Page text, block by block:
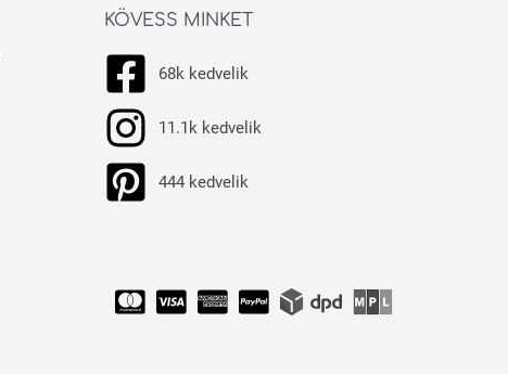
KÖVESS MINKET
68k kedvelik
11.1k kedvelik
444 kedvelik